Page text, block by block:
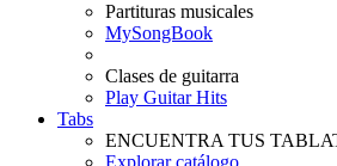
Partituras musicales
MySongBook
Clases de guitarra
Play Guitar Hits
Tabs
ENCUENTRA TUS
Explorar catálogo